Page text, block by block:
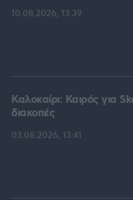
10.08.2026, 13:39
Καλοκαίρι: Καιρός για
διακοπές
03.08.2026, 13:41